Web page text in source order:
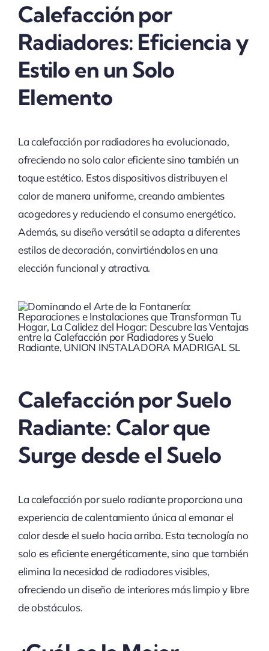
Calefacción por
Radiadores: Eficiencia y
Estilo en un Solo
Elemento
La calefacción por radiadores ha evolucionado,
ofreciendo no solo calor eficiente sino también un
toque estético. Estos dispositivos distribuyen el
calor de manera uniforme, creando ambientes
acogedores y reduciendo el consumo energético.
Además, su diseño versátil se adapta a diferentes
estilos de decoración, convirtiéndolos en una
elección funcional y atractiva.
Calefacción por Suelo
Radiante: Calor que
Surge desde el Suelo
La calefacción por suelo radiante proporciona una
experiencia de calentamiento única al emanar el
calor desde el suelo hacia arriba. Esta tecnología no
solo es eficiente energéticamente, sino que también
elimina la necesidad de radiadores visibles,
ofreciendo un diseño de interiores más limpio y libre
de obstáculos.